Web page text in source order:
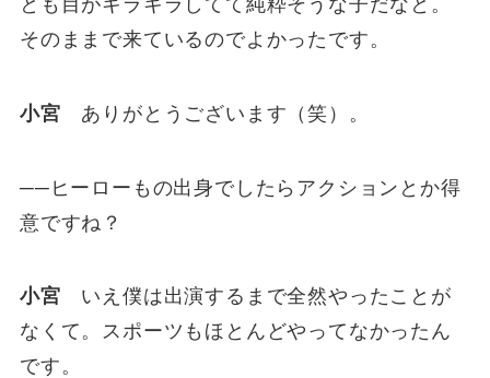
そのままで来ているのでよかったです。
小宮 ありがとうございます（笑）。
──ヒーローもの出身でしたらアクションとか得
意ですね？
小宮 いえ僕は出演するまで全然やったことが
なくて。スポーツもほとんどやってなかったん
です。